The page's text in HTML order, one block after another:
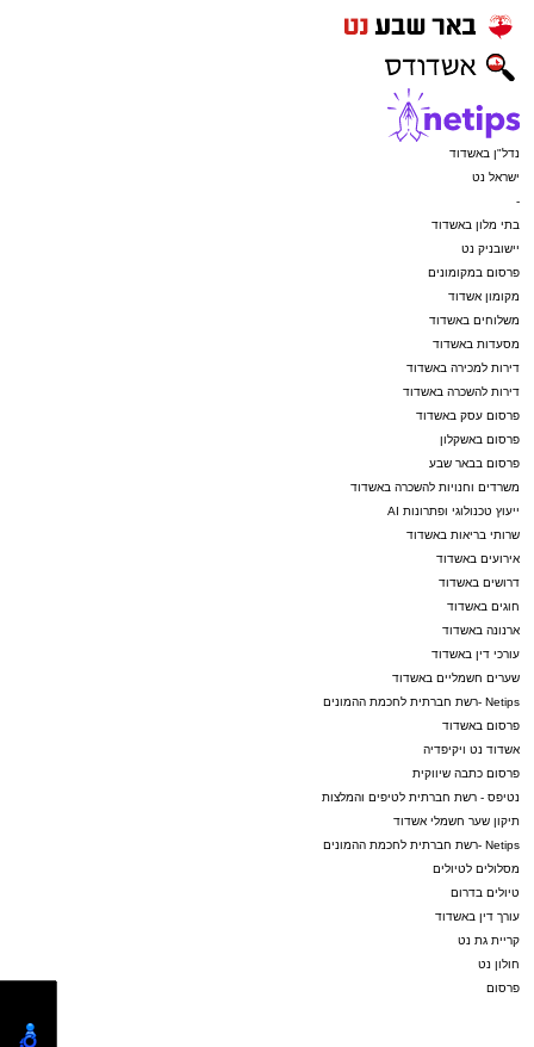
נדל"ן באשדוד
ישראל נט
-
בתי מלון באשדוד
יישובניק נט
פרסום במקומונים
מקומון אשדוד
משלוחים באשדוד
מסעדות באשדוד
דירות למכירה באשדוד
דירות להשכרה באשדוד
פרסום עסק באשדוד
פרסום באשקלון
פרסום בבאר שבע
משרדים וחנויות להשכרה באשדוד
ייעוץ טכנולוגי ופתרונות AI
שרותי בריאות באשדוד
אירועים באשדוד
דרושים באשדוד
חוגים באשדוד
ארנונה באשדוד
עורכי דין באשדוד
שערים חשמליים באשדוד
Netips -רשת חברתית לחכמת ההמונים
פרסום באשדוד
אשדוד נט ויקיפדיה
פרסום כתבה שיווקית
נטיפס - רשת חברתית לטיפים והמלצות
תיקון שער חשמלי אשדוד
Netips -רשת חברתית לחכמת ההמונים
מסלולים לטיולים
טיולים בדרום
עורך דין באשדוד
קריית גת נט
חולון נט
פרסום